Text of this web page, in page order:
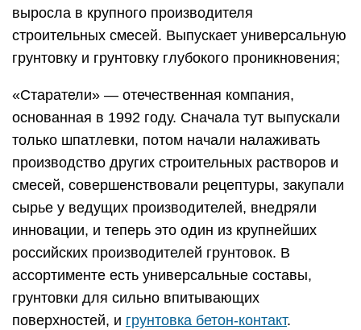
выросла в крупного производителя
строительных смесей. Выпускает универсальную
грунтовку и грунтовку глубокого проникновения;
«Старатели» — отечественная компания,
основанная в 1992 году. Сначала тут выпускали
только шпатлевки, потом начали налаживать
производство других строительных растворов и
смесей, совершенствовали рецептуры, закупали
сырье у ведущих производителей, внедряли
инновации, и теперь это один из крупнейших
российских производителей грунтовок. В
ассортименте есть универсальные составы,
грунтовки для сильно впитывающих
поверхностей, и грунтовка бетон-контакт.